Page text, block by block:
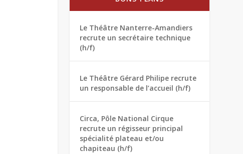
Le Théâtre Nanterre-Amandiers
recrute un secrétaire technique
(h/f)
Le Théâtre Gérard Philipe recrute
un responsable de l’accueil (h/f)
Circa, Pôle National Cirque
recrute un régisseur principal
spécialité plateau et/ou
chapiteau (h/f)